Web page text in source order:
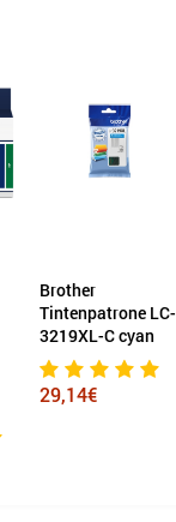
Brother
Tintenpatrone LC-
3219XL-C cyan
29,14€